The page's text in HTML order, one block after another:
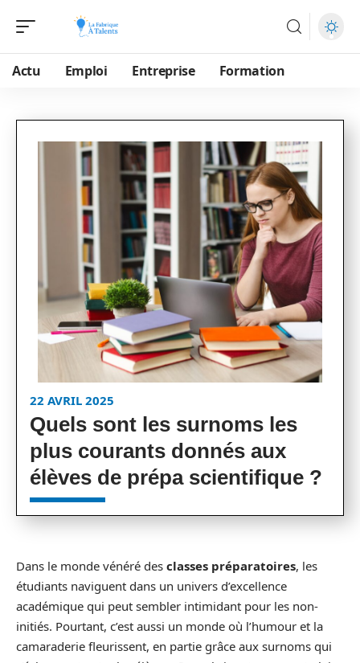
Actu Emploi Entreprise Formation
22 AVRIL 2025
Quels sont les surnoms les
plus courants donnés aux
élèves de prépa scientifique ?
Dans le monde vénéré des classes préparatoires, les
étudiants naviguent dans un univers d’excellence
académique qui peut sembler intimidant pour les non-
initiés. Pourtant, c’est aussi un monde où l’humour et la
camaraderie fleurissent, en partie grâce aux surnoms qui